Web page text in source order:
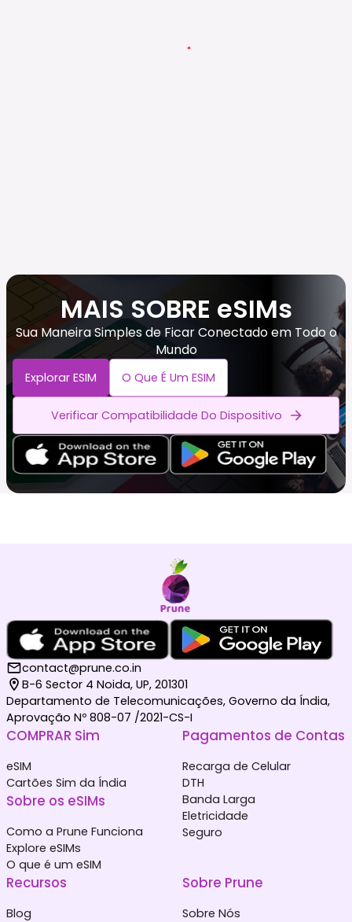
MAIS SOBRE eSIMs
Sua Maneira Simples de Ficar Conectado em Todo o
Mundo
Explorar ESIM O Que É Um ESIM
Verificar Compatibilidade Do Dispositivo
contact@prune.co.in
B-6 Sector 4 Noida, UP, 201301
Departamento de Telecomunicações, Governo da Índia,
Aprovação Nº 808-07 /2021-CS-I
COMPRAR Sim
eSIM
Cartões Sim da Índia
Sobre os eSIMs
Como a Prune Funciona
Explore eSIMs
O que é um eSIM
Pagamentos de Contas
Recarga de Celular
DTH
Banda Larga
Eletricidade
Seguro
Recursos
Blog
Sobre Prune
Sobre Nós